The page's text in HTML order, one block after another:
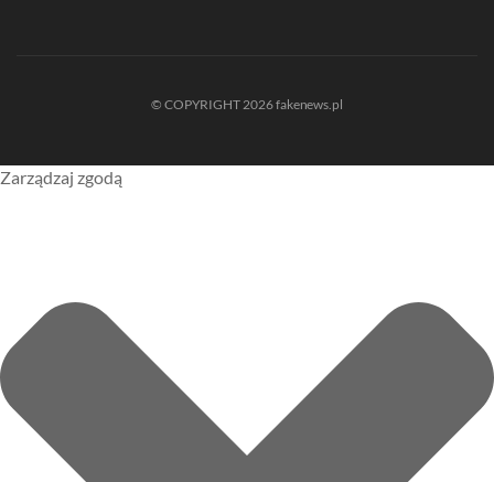
© COPYRIGHT 2026 fakenews.pl
Zarządzaj zgodą